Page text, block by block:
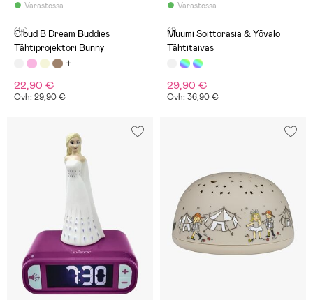
Varastossa
(14)
Cloud B Dream Buddies
Tähtiprojektori Bunny
22,90 €
Ovh: 29,90 €
Varastossa
(1)
Muumi Soittorasia & Yövalo
Tähtitaivas
29,90 €
Ovh: 36,90 €